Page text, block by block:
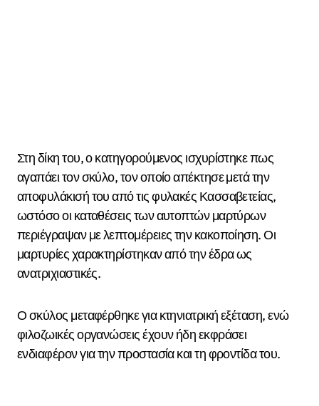
Στη δίκη του, ο κατηγορούμενος ισχυρίστηκε πως
αγαπάει τον σκύλο, τον οποίο απέκτησε μετά την
αποφυλάκισή του από τις φυλακές Κασσαβετείας,
ωστόσο οι καταθέσεις των αυτοπτών μαρτύρων
περιέγραψαν με λεπτομέρειες την κακοποίηση. Οι
μαρτυρίες χαρακτηρίστηκαν από την έδρα ως
ανατριχιαστικές.
Ο σκύλος μεταφέρθηκε για κτηνιατρική εξέταση, ενώ
φιλοζωικές οργανώσεις έχουν ήδη εκφράσει
ενδιαφέρον για την προστασία και τη φροντίδα του.